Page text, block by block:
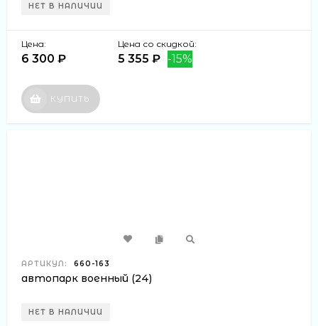
НЕТ В НАЛИЧИИ
Цена:
6 300 ₽
Цена со скидкой:
5 355 ₽ -15%
КУПИТЬ
АРТИКУЛ: 660-163
автопарк военный (24)
НЕТ В НАЛИЧИИ